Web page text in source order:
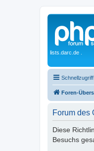
lists.darc.de .
Schnellzugriff
Foren-
Forum des
Diese
Besuchs